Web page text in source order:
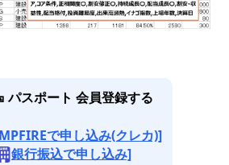
パスポート 会員登録する
で申し込み(クレカ)]
銀行振込で申し込み]